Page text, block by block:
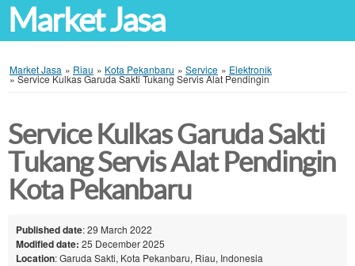
Market Jasa
Market Jasa » Riau » Kota Pekanbaru » Service » Elektronik
»Service Kulkas Garuda Sakti Tukang Servis Alat Pendingin
Service Kulkas Garuda Sakti
Tukang Servis Alat Pendingin
Kota Pekanbaru
Published date: 29 March 2022
Modified date: 25 December 2025
Location: Garuda Sakti, Kota Pekanbaru, Riau, Indonesia